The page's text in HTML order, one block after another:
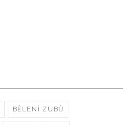
BĚLENÍ ZUBŮ